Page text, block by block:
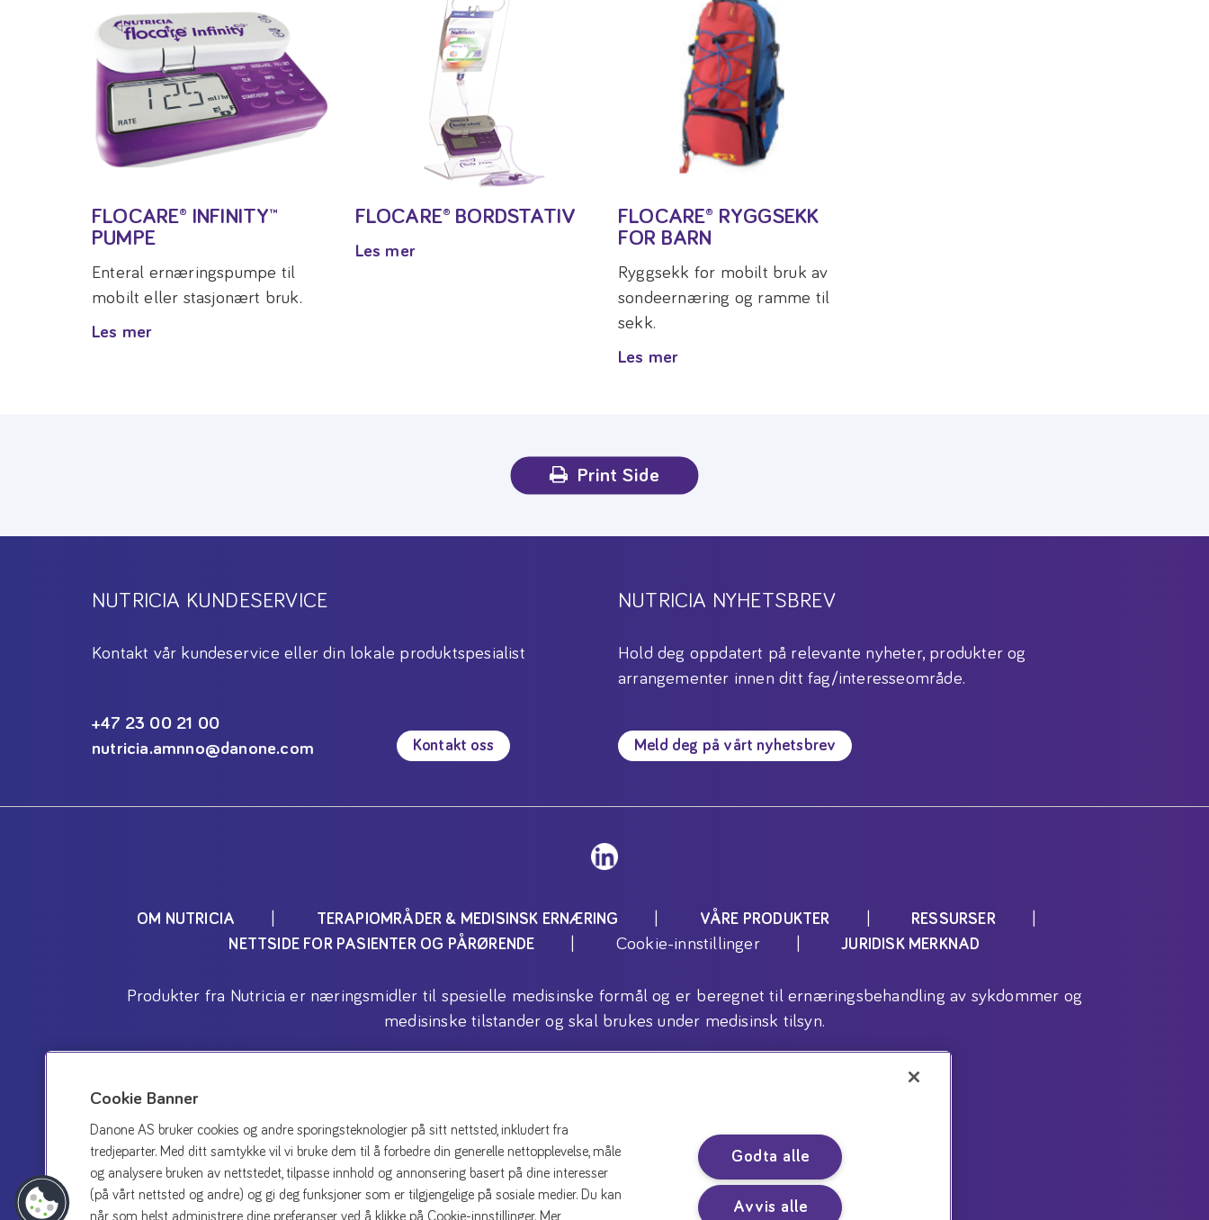
FLOCARE® INFINITY™
PUMPE
Enteral ernæringspumpe til
mobilt eller stasjonært bruk.
Les mer
FLOCARE® BORDSTATIV
Les mer
FLOCARE® RYGGSEKK
FOR BARN
Ryggsekk for mobilt bruk av
sondeernæring og ramme til
sekk.
Les mer
Print Side
NUTRICIA KUNDESERVICE
Kontakt vår kundeservice eller din lokale produktspesialist
+47 23 00 21 00
nutricia.amnno@danone.com
Kontakt oss
NUTRICIA NYHETSBREV
Hold deg oppdatert på relevante nyheter, produkter og
arrangementer innen ditt fag/interesseområde.
Meld deg på vårt nyhetsbrev
OM NUTRICIA TERAPIOMRÅDER & MEDISINSK ERNÆRING VÅRE PRODUKTER
RESSURSER
NETTSIDE FOR PASIENTER OG PÅRØRENDE
Cookie-innstillinger JURIDISK MERKNAD
Produkter fra Nutricia er næringsmidler til spesielle medisinske formål og er beregnet til ernæringsbehandling av sykdommer og
medisinske tilstander og skal brukes under medisinsk tilsyn.
Cookie Banner
Danone AS bruker cookies og andre sporingsteknologier på sitt nettsted, inkludert fra
tredjeparter. Med ditt samtykke vil vi bruke dem til å forbedre din generelle nettopplevelse, måle
og analysere bruken av nettstedet, tilpasse innhold og annonsering basert på dine interesser
(på vårt nettsted og andre) og gi deg funksjoner som er tilgjengelige på sosiale medier. Du kan
når som helst administrere dine preferanser ved å klikke på Cookie-innstillinger. Mer
Godta alle
Avvis alle